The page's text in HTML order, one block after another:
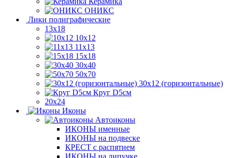
ОНИКС
Лики полиграфические
13x18
10x12
11х13
15х18
30x40
50x70
30x12 (горизонтальные)
Круг D5см
20х24
Иконы
Автоиконы
ИКОНЫ именные
ИКОНЫ на подвеске
КРЕСТ с распятием
ИКОНЫ на липучке